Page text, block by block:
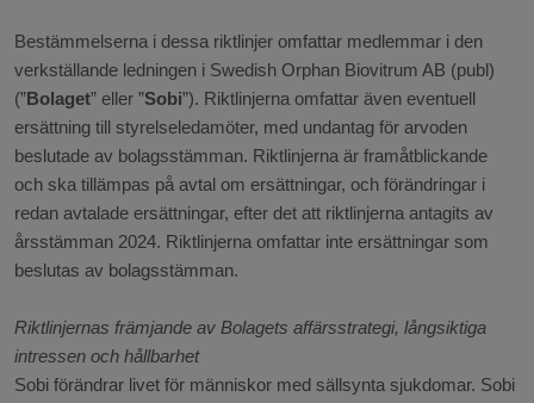
Bestämmelserna i dessa riktlinjer omfattar medlemmar i den
verkställande ledningen i Swedish Orphan Biovitrum AB (publ)
(”Bolaget” eller ”Sobi”). Riktlinjerna omfattar även eventuell
ersättning till styrelseledamöter, med undantag för arvoden
beslutade av bolagsstämman. Riktlinjerna är framåtblickande
och ska tillämpas på avtal om ersättningar, och förändringar i
redan avtalade ersättningar, efter det att riktlinjerna antagits av
årsstämman 2024. Riktlinjerna omfattar inte ersättningar som
beslutas av bolagsstämman.
Riktlinjernas främjande av Bolagets affärsstrategi, långsiktiga
intressen och hållbarhet
Sobi förändrar livet för människor med sällsynta sjukdomar. Sobi